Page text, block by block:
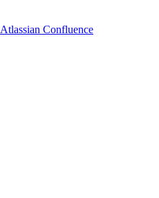
Atlassian Confluence